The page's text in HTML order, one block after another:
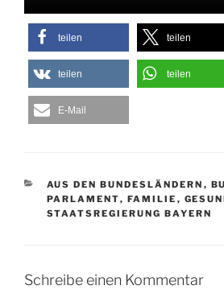
teilen teilen
teilen teilen
E-Mail
KATEGORIEN
AUS DEN BUNDESLÄNDERN ,
PARLAMENT, FAMILIE ,
STAATSREGIERUNG BAYERN
Schreibe einen Kommentar